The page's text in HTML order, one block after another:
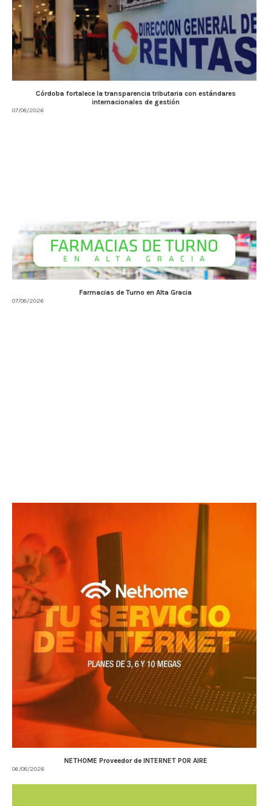
Córdoba fortalece la transparencia tributaria con estándares
internacionales de gestión
07/08/2026
Farmacias de Turno en Alta Gracia
07/08/2026
NETHOME Proveedor de INTERNET POR AIRE
06/08/2026